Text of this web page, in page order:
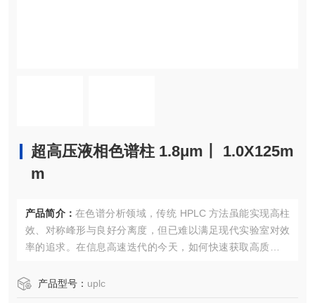
超高压液相色谱柱 1.8μm丨 1.0X125m
m
产品简介： 在色谱分析领域，传统 HPLC 方法虽能实现高柱
效、对称峰形与良好分离度，但已难以满足现代实验室对效
率的追求。在信息高速迭代的今天，如何快速获取高质量实
色谱柱作为这一技术的核心，正着分析效率的革命性突破。
产品型号： uplc